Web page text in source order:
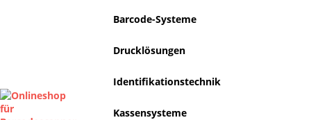
Barcode-Systeme
Drucklösungen
Identifikationstechnik
Kassensysteme